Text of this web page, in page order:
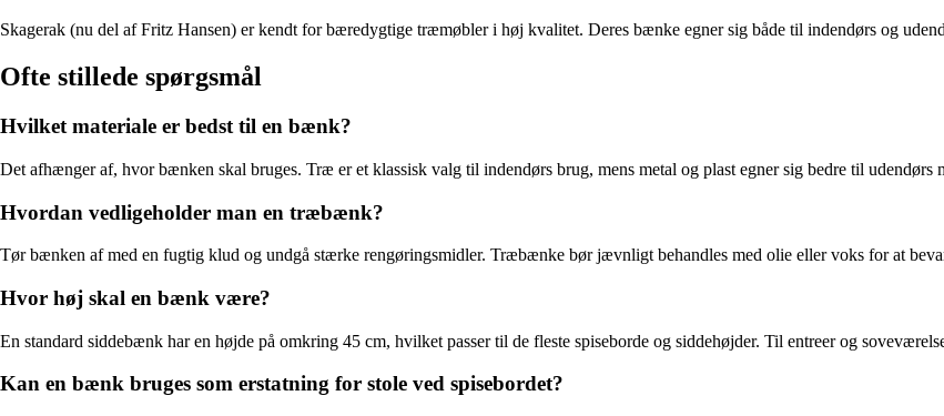
Skagerak (nu del af Fritz Hansen) er kendt for bæredygtige træmøbler i høj kvalitet. Deres bænke egner sig både til indendørs og
Ofte stillede spørgsmål
Hvilket materiale er bedst til en bænk?
Det afhænger af, hvor bænken skal bruges. Træ er et klassisk valg til indendørs brug, mens metal og plast egner sig bedre til
Hvordan vedligeholder man en træbænk?
Tør bænken af med en fugtig klud og undgå stærke rengøringsmidler. Træbænke bør jævnligt behandles med olie eller voks for at
Hvor høj skal en bænk være?
En standard siddebænk har en højde på omkring 45 cm, hvilket passer til de fleste spiseborde og siddehøjder. Til entreer og
Kan en bænk bruges som erstatning for stole ved spisebordet?